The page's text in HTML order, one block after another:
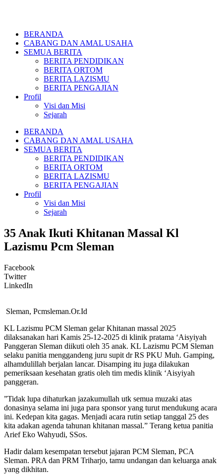
BERANDA
CABANG DAN AMAL USAHA
SEMUA BERITA
BERITA PENDIDIKAN
BERITA ORTOM
BERITA LAZISMU
BERITA PENGAJIAN
Profil
Visi dan Misi
Sejarah
BERANDA
CABANG DAN AMAL USAHA
SEMUA BERITA
BERITA PENDIDIKAN
BERITA ORTOM
BERITA LAZISMU
BERITA PENGAJIAN
Profil
Visi dan Misi
Sejarah
35 Anak Ikuti Khitanan Massal Kl
Lazismu Pcm Sleman
Facebook
Twitter
LinkedIn
Sleman, Pcmsleman.Or.Id
KL Lazismu PCM Sleman gelar Khitanan massal 2025
dilaksanakan hari Kamis 25-12-2025 di klinik pratama ‘Aisyiyah
Panggeran Sleman diikuti oleh 35 anak. KL Lazismu PCM Sleman
selaku panitia menggandeng juru supit dr RS PKU Muh. Gamping,
alhamdulillah berjalan lancar. Disamping itu juga dilakukan
pemeriksaan kesehatan gratis oleh tim medis klinik ‘Aisyiyah
panggeran.
”Tidak lupa dihaturkan jazakumullah utk semua muzaki atas
donasinya selama ini juga para sponsor yang turut mendukung acara
ini. Kedepan kita gagas. Menjadi acara rutin setiap tanggal 25 des
kita adakan agenda tahunan khitanan massal.” Terang ketua panitia
Arief Eko Wahyudi, SSos.
Hadir dalam kesempatan tersebut jajaran PCM Sleman, PCA
Sleman. PRA dan PRM Triharjo, tamu undangan dan keluarga anak
yang dikhitan.